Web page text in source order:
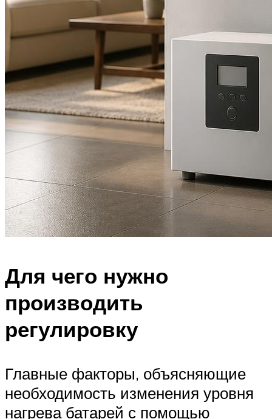
Для чего нужно
производить
регулировку
Главные факторы, объясняющие
необходимость изменения уровня
нагрева батарей с помощью